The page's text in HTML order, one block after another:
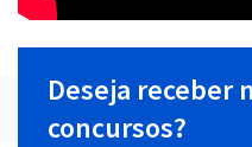
Deseja receber
concursos?